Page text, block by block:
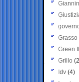
Grasso
Green
Grillo
Idv (4)